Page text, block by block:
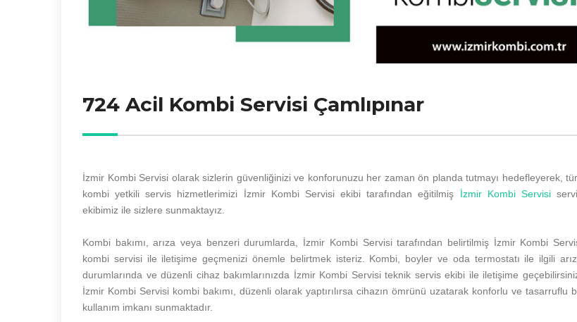
724 Acil Kombi Servisi Çamlıpınar
İzmir Kombi Servisi olarak sizlerin güvenliğinizi ve konforunuzu her zaman ön planda tutmayı hedefleyerek,
kombi yetkili servis hizmetlerimizi İzmir Kombi Servisi ekibi tarafından eğitilmiş İzmir Kombi Servisi
ekibimiz ile sizlere sunmaktayız.
Kombi bakımı, arıza veya benzeri durumlarda, İzmir Kombi Servisi tarafından belirtilmiş İzmir Kombi
kombi servisi ile iletişime geçmenizi önemle belirtmek isteriz. Kombi, boyler ve oda termostatı ile ilgili
durumlarında ve düzenli cihaz bakımlarınızda İzmir Kombi Servisi teknik servis ekibi ile iletişime
İzmir Kombi Servisi kombi bakımı, düzenli olarak yaptırılırsa cihazın ömrünü uzatarak konforlu ve tasarruflu
kullanım imkanı sunmaktadır.